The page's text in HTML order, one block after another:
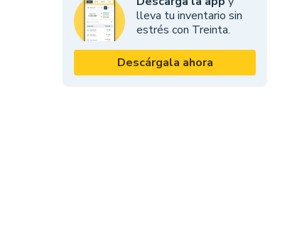
lleva tu inventario sin
estrés con Treinta.
Descárgala ahora